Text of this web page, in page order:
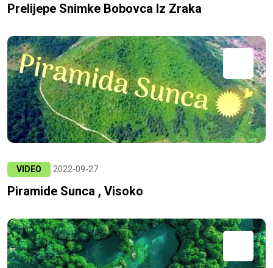
Prelijepe Snimke Bobovca Iz Zraka
VIDEO 2022-09-27
Piramide Sunca , Visoko